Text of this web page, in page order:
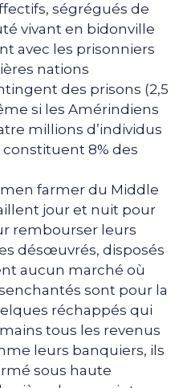
ségrégués de
vivant en bidonville
avec les prisonniers
nations
des prisons (2,5
si les Amérindiens
millions d’individus
constituent 8% des
farmer du Middle
jour et nuit pour
rembourser leurs
désœuvrés, disposés
aucun marché où
sont pour la
réchappés qui
tous les revenus
leurs banquiers, ils
sous haute